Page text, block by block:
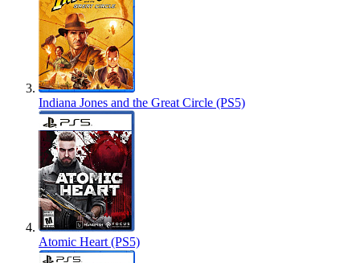
Indiana Jones and the Great Circle (PS5)
Atomic Heart (PS5)